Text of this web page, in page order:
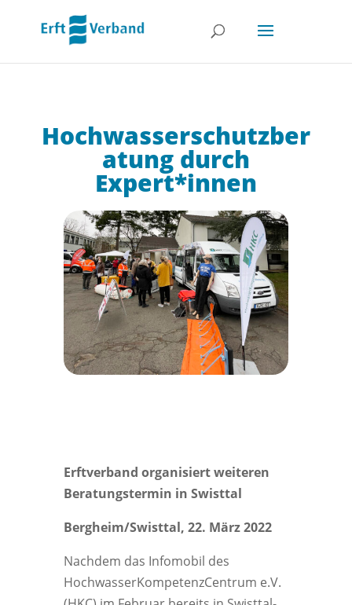
Hochwasserschutzber
atung durch
Expert*innen
Erftverband organisiert weiteren
Beratungstermin in Swisttal
Bergheim/Swisttal, 22. März 2022
Nachdem das Infomobil des
HochwasserKompetenzCentrum e.V.